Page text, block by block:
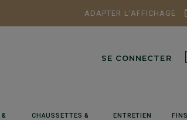
ADAPTER L'AFFICHAGE
SE CONNECTER
CHAUSSETTES &
ENTRETIEN